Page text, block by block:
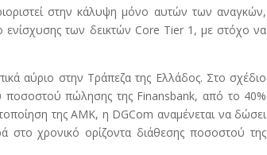
στην κάλυψη μόνο αυτών των αναγκών,
των δεικτών Core Tier 1, με στόχο να
αύριο στην Τράπεζα της Ελλάδος. Στο σχέδιο
ποσοστού πώλησης της Finansbank, από το 40%
της ΑΜΚ, η DGCom αναμένεται να δώσει
στο χρονικό ορίζοντα διάθεσης ποσοστού της